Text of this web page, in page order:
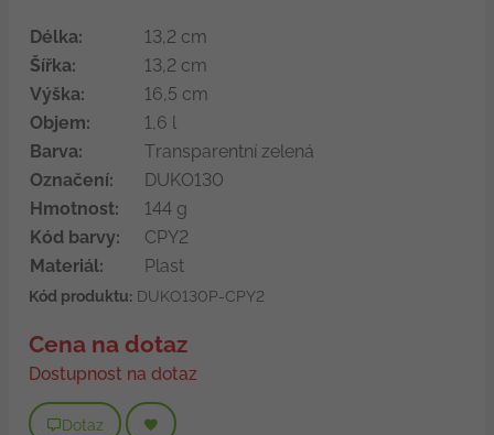
Délka:
13,2 cm
Šířka:
13,2 cm
Výška:
16,5 cm
Objem:
1,6 l
Barva:
Transparentní zelená
Označení:
DUKO130
Hmotnost:
144 g
Kód barvy:
CPY2
Materiál:
Plast
Kód produktu:DUKO130P-CPY2
Cena na dotaz
Dostupnost na dotaz
Dotaz